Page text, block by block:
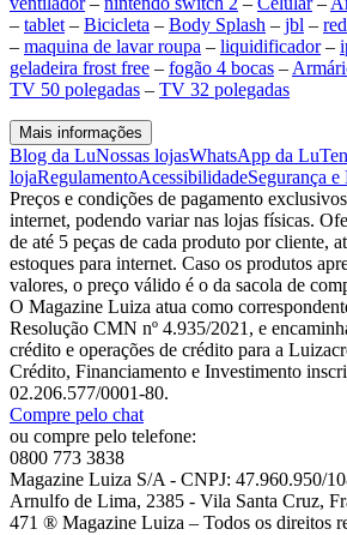
– tablet – Bicicleta – Body Splash – jbl –
– maquina de lavar roupa – liquidificador–
geladeira frost free – fogão 4 bocas –
TV 50 polegadas – TV 32 polegadas
Mais informações
Blog da LuNossas lojasWhatsApp da Lu
lojaRegulamentoAcessibilidadeSegurança
Preços e condições de pagamento
internet, podendo variar nas lojas físicas.
de até 5 peças de cada produto por cliente,
estoques para internet. Caso os produtos
valores, o preço válido é o da sacola de
O Magazine Luiza atua como
Resolução CMN nº 4.935/2021, e
crédito e operações de crédito para a
Crédito, Financiamento e Investimento
02.206.577/0001-80.
Compre pelo chat
ou compre pelo telefone:
0800 773 3838
Magazine Luiza S/A - CNPJ: 47.960.950/
Arnulfo de Lima, 2385 - Vila Santa Cruz,
471 ® Magazine Luiza – Todos os direitos